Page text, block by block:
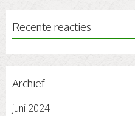
Recente reacties
Archief
juni 2024